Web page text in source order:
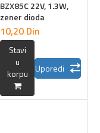
BZX85C 22V, 1.3W,
zener dioda
10,20 Din
Stavi
u
korpu
Uporedi